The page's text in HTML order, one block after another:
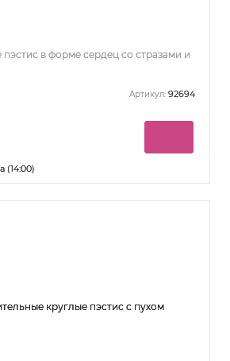
в форме сердец со стразами и
Артикул: 92694
(14:00)